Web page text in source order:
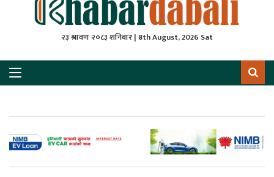
२३ श्रावण २०८३ शनिबार | 8th August, 2026 Sat